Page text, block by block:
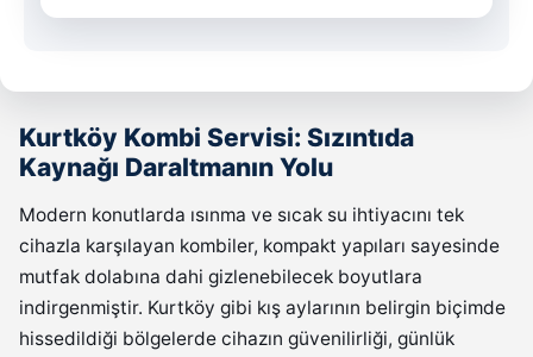
Kurtköy Kombi Servisi: Sızıntıda
Kaynağı Daraltmanın Yolu
Modern konutlarda ısınma ve sıcak su ihtiyacını tek
cihazla karşılayan kombiler, kompakt yapıları sayesinde
mutfak dolabına dahi gizlenebilecek boyutlara
indirgenmiştir. Kurtköy gibi kış aylarının belirgin biçimde
hissedildiği bölgelerde cihazın güvenilirliği, günlük